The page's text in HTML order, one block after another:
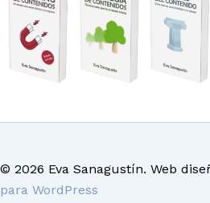
© 2026 Eva Sanagustín. Web
para WordPress